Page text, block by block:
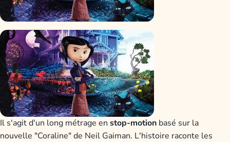
Il s'agit d'un long métrage en stop-motion basé sur la
nouvelle "Coraline" de Neil Gaiman. L'histoire raconte les